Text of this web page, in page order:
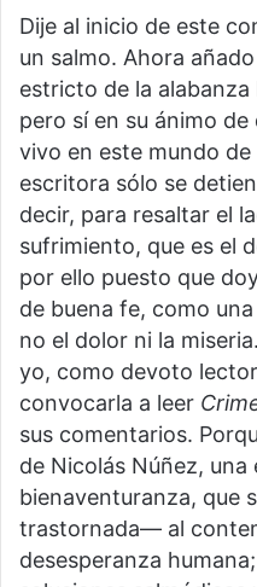
Dije al inicio de este
un salmo. Ahora
estricto de la
pero sí en su ánimo
vivo en este mundo de
escritora sólo se
decir, para resaltar el
sufrimiento, que es el
por ello puesto que
de buena fe, como
no el dolor ni la
yo, como devoto
convocarla a leer
sus comentarios.
de Nicolás Núñez, una
bienaventuranza, que
trastornada— al
desesperanza